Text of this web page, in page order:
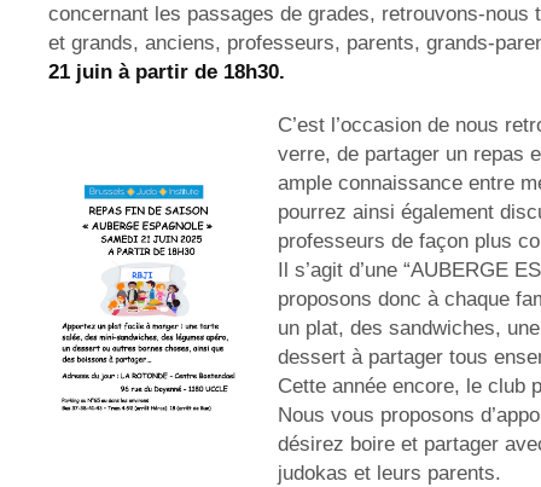
concernant les passages de grades, retrouvons-nous
et grands, anciens, professeurs, parents, grands-
21 juin à partir de 18h30.
C’est l’occasion de nous
verre, de partager un repas
ample connaissance entre
pourrez ainsi également
professeurs de façon plus
Il s’agit d’une “AUBERGE
proposons donc à chaque
un plat, des sandwiches,
dessert à partager tous
Cette année encore, le club
Nous vous proposons
désirez boire et partager
judokas et leurs parents.